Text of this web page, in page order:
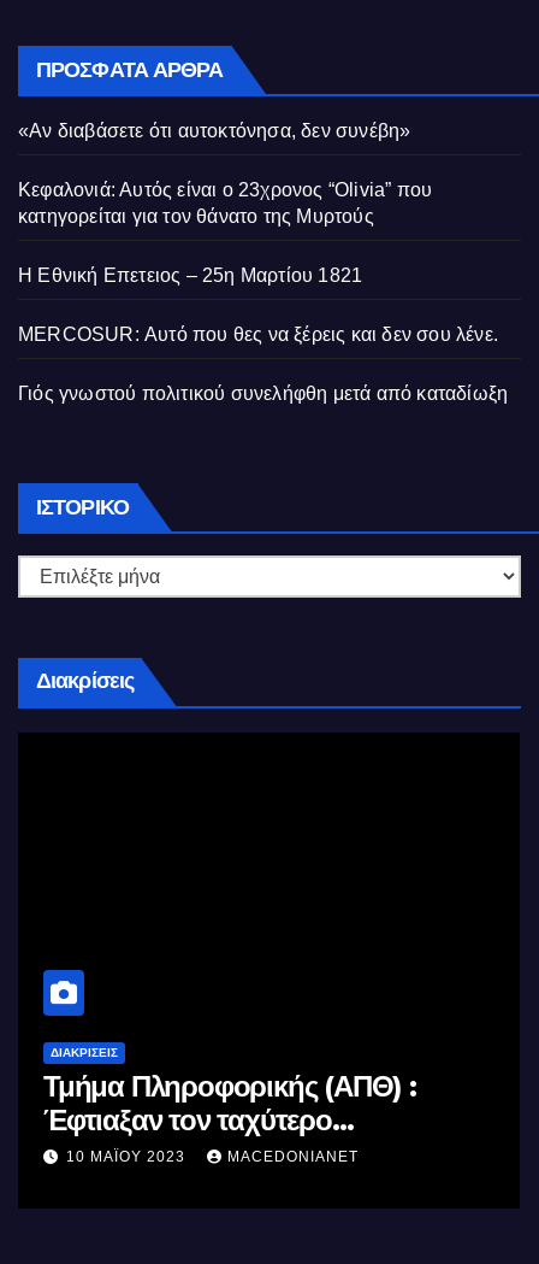
ΠΡΌΣΦΑΤΑ ΆΡΘΡΑ
«Αν διαβάσετε ότι αυτοκτόνησα, δεν συνέβη»
Κεφαλονιά: Αυτός είναι ο 23χρονος “Olivia” που
κατηγορείται για τον θάνατο της Μυρτούς
Η Εθνική Επετειος – 25η Μαρτίου 1821
MERCOSUR: Αυτό που θες να ξέρεις και δεν σου λένε.
Γιός γνωστού πολιτικού συνελήφθη μετά από καταδίωξη
ΙΣΤΟΡΙΚΌ Ιστορικό
Διακρίσεις
ΔΙΑΚΡΊΣΕΙΣ
Τμήμα Πληροφορικής (ΑΠΘ) :
Έφτιαξαν τον ταχύτερο
επεξεργαστή AI στον κόσμο με τη
10 ΜΑΪ́ΟΥ 2023 MACEDONIANET